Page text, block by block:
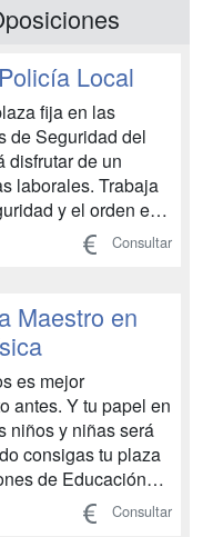
las ...
Local
fija en las
de Seguridad del
disfrutar de un
laborales. Trabaja
y el orden en
mientras
bien remunerado
Local con CEAC
Consultar
Maestro en
es mejor
antes. Y tu papel en
niños y niñas será
consigas tu plaza
de Educación
y deja que la
sabes, mens sana
Consultar